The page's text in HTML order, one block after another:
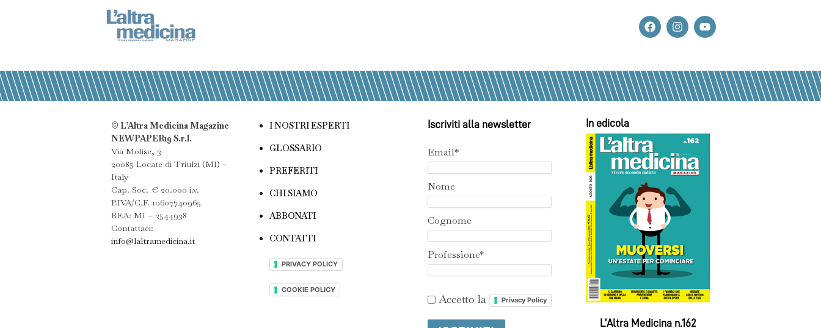
© L’Altra Medicina Magazine
NEWPAPER19 S.r.l.
Via Molise, 3
20085 Locate di Triulzi (MI) –
Italy
Cap. Soc. € 20.000 i.v.
P.IVA/C.F. 10607740965
REA: MI – 2544938
Contattaci:
info@laltramedicina.it
I NOSTRI ESPERTI
GLOSSARIO
PREFERITI
CHI SIAMO
ABBONATI
CONTATTI
PRIVACY POLICY
COOKIE POLICY
Iscriviti alla newsletter
Email*
Nome
Cognome
Professione*
Accetto la Privacy Policy
In edicola
L’Altra Medicina n.162